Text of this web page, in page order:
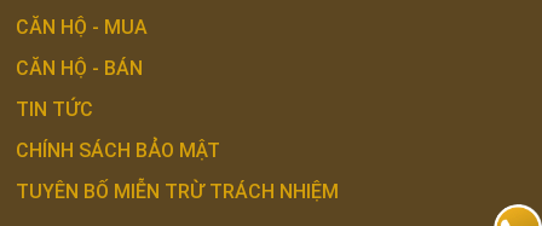
CĂN HỘ - MUA
CĂN HỘ - BÁN
TIN TỨC
CHÍNH SÁCH BẢO MẬT
TUYÊN BỐ MIỄN TRỪ TRÁCH NHIỆM